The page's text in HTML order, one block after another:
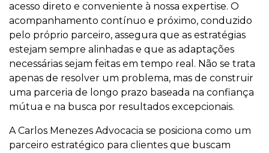
acesso direto e conveniente à nossa expertise. O
acompanhamento contínuo e próximo, conduzido
pelo próprio parceiro, assegura que as estratégias
estejam sempre alinhadas e que as adaptações
necessárias sejam feitas em tempo real. Não se trata
apenas de resolver um problema, mas de construir
uma parceria de longo prazo baseada na confiança
mútua e na busca por resultados excepcionais.
A Carlos Menezes Advocacia se posiciona como um
parceiro estratégico para clientes que buscam